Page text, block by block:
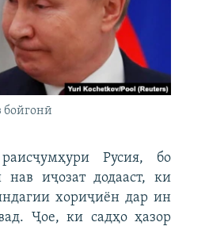
бойгонӣ
Русия, бо
иҷозат додааст, ки
хориҷиён дар ин
Ҷое, ки садҳо ҳазор